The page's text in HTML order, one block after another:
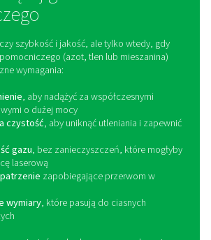
stawia wyjątkowe wymagania
gazem, a rozwiązania ogólne często
firma Pneumatech opracowała
do cięcia laserowego, w których
i filtracja są zaprojektowane tak,
ze sobą. Od wytwarzania azotu pod
tworzenie optymalnej
dopływu do głowicy laserowej
PPNG NX, PPNG MX i PPNG LX
rozwiązanie z gazem
w celu zapewnienia stałej jakości
pracy bez przestojów i niezawodnej
środowiskach cięcia